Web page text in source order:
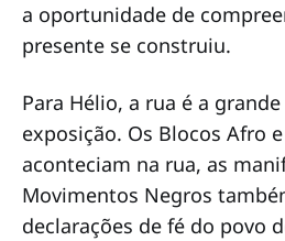
a oportunidade de
presente se construiu.
Para Hélio, a rua é a
exposição. Os Blocos Afro
aconteciam na rua, as
Movimentos Negros
declarações de fé do povo